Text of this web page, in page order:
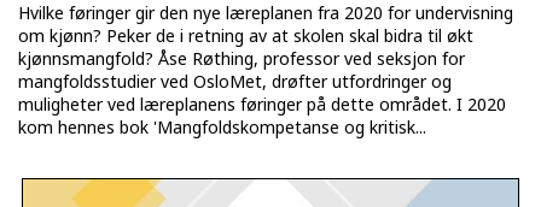
Hvilke føringer gir den nye læreplanen fra 2020 for undervisning
om kjønn? Peker de i retning av at skolen skal bidra til økt
kjønnsmangfold? Åse Røthing, professor ved seksjon for
mangfoldsstudier ved OsloMet, drøfter utfordringer og
muligheter ved læreplanens føringer på dette området. I 2020
kom hennes bok 'Mangfoldskompetanse og kritisk...